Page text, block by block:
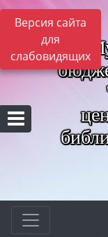
Версия сайта
для
слабовидящих